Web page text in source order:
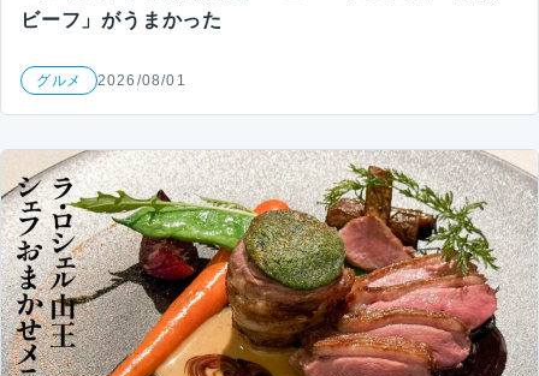
ビーフ」がうまかった
グルメ 2026/08/01